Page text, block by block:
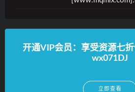
开通VIP会员：享受资源七折
wx071DJ
立即查看